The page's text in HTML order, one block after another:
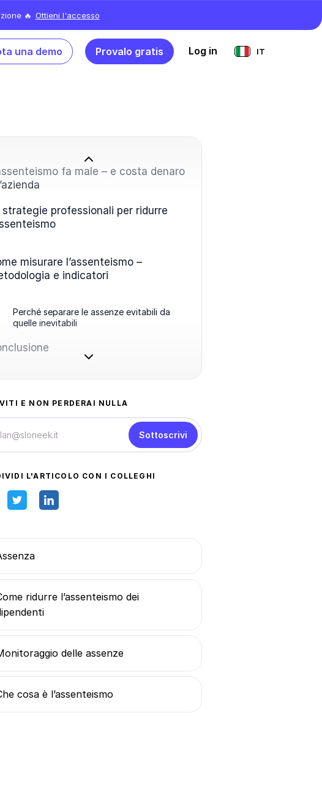
🔥 Ottieni l'accesso
una demo Provalo gratis Log in IT
fa male – e costa denaro
strategie professionali per ridurre
misurare l’assenteismo –
e indicatori
Perché separare le assenze evitabili da
quelle inevitabili
E NON PERDERAI NULLA
Sottoscrivi
L'ARTICOLO CON I COLLEGHI
ridurre l’assenteismo dei
delle assenze
cosa è l’assenteismo